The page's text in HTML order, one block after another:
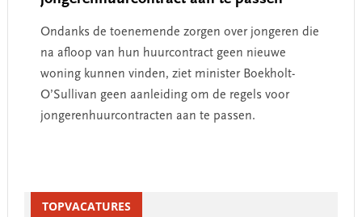
Ondanks de toenemende zorgen over jongeren die
na afloop van hun huurcontract geen nieuwe
woning kunnen vinden, ziet minister Boekholt-
O’Sullivan geen aanleiding om de regels voor
jongerenhuurcontracten aan te passen.
SidebarTOPVACATURES